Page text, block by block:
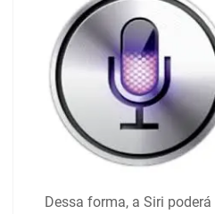
Dessa forma, a Siri